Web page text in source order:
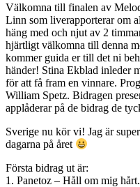
Välkomna till finalen av
Linn som liverapporterar om
häng med och njut av 2
hjärtligt välkomna till denna
kommer guida er till det ni
händer! Stina Ekblad inleder
för att få fram en vinnare.
William Spetz. Bidragen
applåderar på de bidrag de
Sverige nu kör vi! Jag är
dagarna på året
Första bidrag ut är:
1. Panetoz – Håll om mig hårt.